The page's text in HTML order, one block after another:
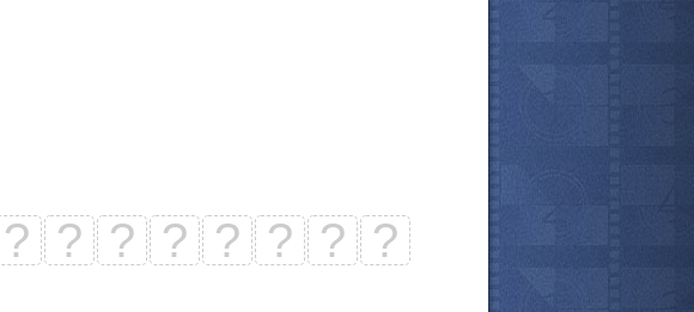
? ? ? ? ? ? ? ?